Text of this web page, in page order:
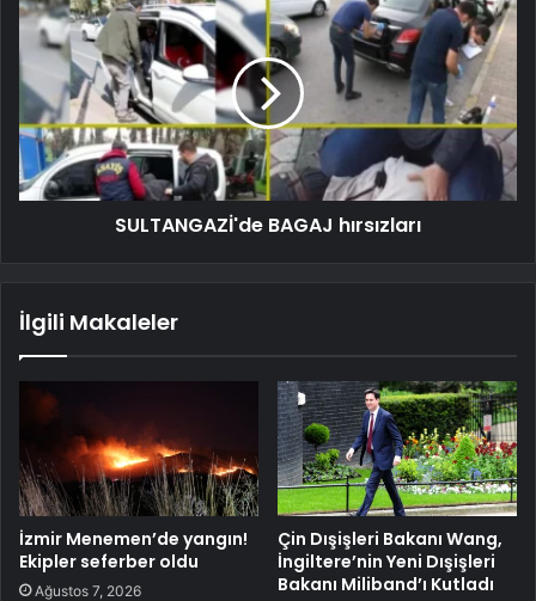
SULTANGAZİ'de BAGAJ hırsızları
İlgili Makaleler
İzmir Menemen’de yangın!
Ekipler seferber oldu
Ağustos 7, 2026
Çin Dışişleri Bakanı Wang,
İngiltere’nin Yeni Dışişleri
Bakanı Miliband’ı Kutladı